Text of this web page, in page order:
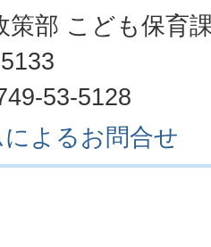
策部 こども保育
53-5128
よるお問合せ